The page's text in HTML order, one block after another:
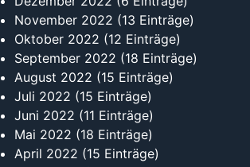
2021
Dezember 2021(18 Einträge)
November 2021(31 Einträge)
Oktober 2021 (16 Einträge)
September 2021(24 Einträge)
August 2021(14 Einträge)
Juli 2021(19 Einträge)
Juni 2021(12 Einträge)